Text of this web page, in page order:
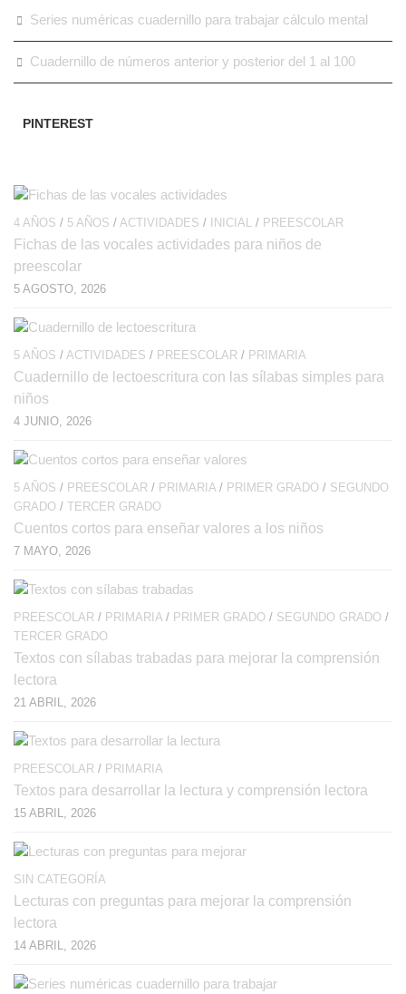
Series numéricas cuadernillo para trabajar cálculo mental
Cuadernillo de números anterior y posterior del 1 al 100
PINTEREST
4 AÑOS / 5 AÑOS / ACTIVIDADES / INICIAL / PREESCOLAR
Fichas de las vocales actividades para niños de
preescolar
5 AGOSTO, 2026
5 AÑOS / ACTIVIDADES / PREESCOLAR / PRIMARIA
Cuadernillo de lectoescritura con las sílabas simples para
niños
4 JUNIO, 2026
5 AÑOS / PREESCOLAR / PRIMARIA / PRIMER GRADO / SEGUNDO
GRADO / TERCER GRADO
Cuentos cortos para enseñar valores a los niños
7 MAYO, 2026
PREESCOLAR / PRIMARIA / PRIMER GRADO / SEGUNDO GRADO /
TERCER GRADO
Textos con sílabas trabadas para mejorar la comprensión
lectora
21 ABRIL, 2026
PREESCOLAR / PRIMARIA
Textos para desarrollar la lectura y comprensión lectora
15 ABRIL, 2026
SIN CATEGORÍA
Lecturas con preguntas para mejorar la comprensión
lectora
14 ABRIL, 2026